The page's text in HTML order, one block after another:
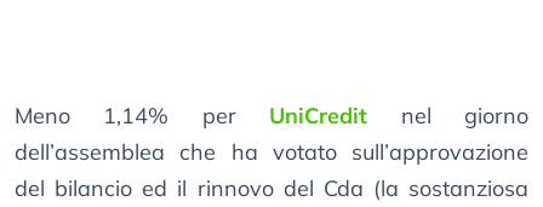
Meno 1,14% per UniCredit nel giorno
dell’assemblea che ha votato sull’approvazione
del bilancio ed il rinnovo del Cda (la sostanziosa